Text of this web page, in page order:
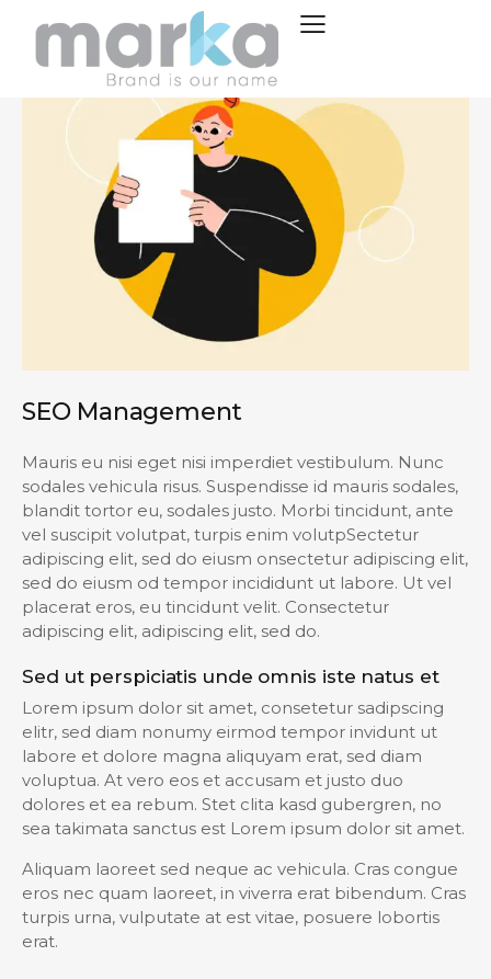
SEO Management
Mauris eu nisi eget nisi imperdiet vestibulum. Nunc
sodales vehicula risus. Suspendisse id mauris sodales,
blandit tortor eu, sodales justo. Morbi tincidunt, ante
vel suscipit volutpat, turpis enim volutpSectetur
adipiscing elit, sed do eiusm onsectetur adipiscing elit,
sed do eiusm od tempor incididunt ut labore. Ut vel
placerat eros, eu tincidunt velit. Consectetur
adipiscing elit, adipiscing elit, sed do.
Sed ut perspiciatis unde omnis iste natus et
Lorem ipsum dolor sit amet, consetetur sadipscing
elitr, sed diam nonumy eirmod tempor invidunt ut
labore et dolore magna aliquyam erat, sed diam
voluptua. At vero eos et accusam et justo duo
dolores et ea rebum. Stet clita kasd gubergren, no
sea takimata sanctus est Lorem ipsum dolor sit amet.
Aliquam laoreet sed neque ac vehicula. Cras congue
eros nec quam laoreet, in viverra erat bibendum. Cras
turpis urna, vulputate at est vitae, posuere lobortis
erat.